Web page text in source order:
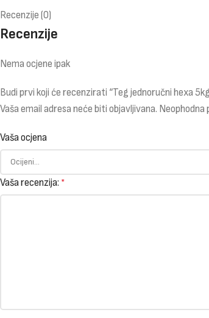
Recenzije (0)
Recenzije
Nema ocjene ipak
Budi prvi koji će recenzirati “Teg jednoručni hexa
Vaša email adresa neće biti objavljivana. Neophodna
Vaša ocjena
Vaša recenzija: *